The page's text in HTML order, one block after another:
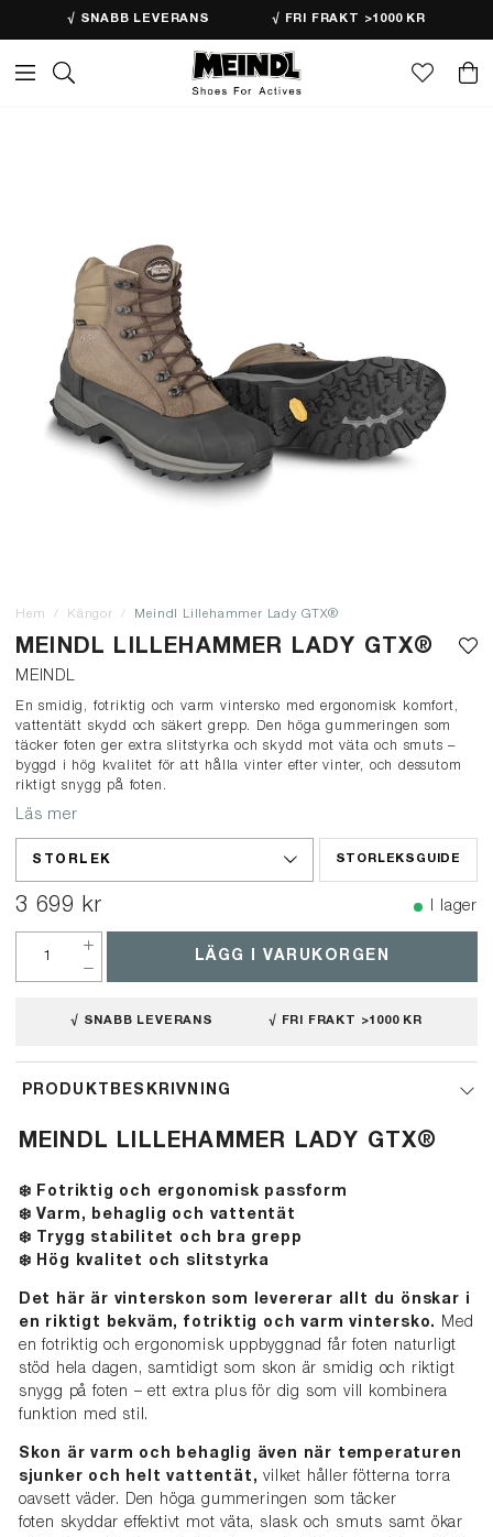
√ SNABB LEVERANS √ FRI FRAKT >1000 KR
Hem Kängor Meindl Lillehammer Lady GTX®
MEINDL LILLEHAMMER LADY GTX®
MEINDL
En smidig, fotriktig och varm vintersko med ergonomisk komfort,
vattentätt skydd och säkert grepp. Den höga gummeringen som
täcker foten ger extra slitstyrka och skydd mot väta och smuts –
byggd i hög kvalitet för att hålla vinter efter vinter, och dessutom
riktigt snygg på foten.
Läs mer
STORLEKSGUIDE
STORLEK
3 699 kr I lager
LÄGG I VARUKORGEN
√ SNABB LEVERANS √ FRI FRAKT >1000 KR
PRODUKTBESKRIVNING
MEINDL LILLEHAMMER LADY GTX®
❄️ Fotriktig och ergonomisk passform
❄️ Varm, behaglig och vattentät
❄️ Trygg stabilitet och bra grepp
❄️ Hög kvalitet och slitstyrka
Det här är vinterskon som levererar allt du önskar i
en riktigt bekväm, fotriktig och varm vintersko.
Med
en fotriktig och ergonomisk uppbyggnad får foten naturligt
stöd hela dagen, samtidigt som skon är smidig och riktigt
snygg på foten – ett extra plus för dig som vill kombinera
funktion med stil.
Skon är varm och behaglig även när temperaturen
sjunker och helt vattentät, vilket håller fötterna torra
oavsett väder. Den höga gummeringen som täcker
foten skyddar effektivt mot väta, slask och smuts samt ökar